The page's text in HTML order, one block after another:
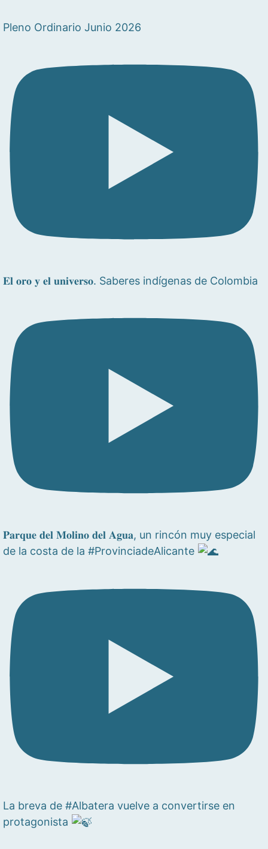
Pleno Ordinario Junio 2026
𝐄𝐥 𝐨𝐫𝐨 𝐲 𝐞𝐥 𝐮𝐧𝐢𝐯𝐞𝐫𝐬𝐨. Saberes indígenas de Colombia
𝐏𝐚𝐫𝐪𝐮𝐞 𝐝𝐞𝐥 𝐌𝐨𝐥𝐢𝐧𝐨 𝐝𝐞𝐥 𝐀𝐠𝐮𝐚, un rincón muy especial
de la costa de la #ProvinciadeAlicante
La breva de #Albatera vuelve a convertirse en
protagonista